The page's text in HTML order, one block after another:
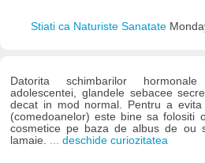
Stiati ca Naturiste Sanatate
Datorita schimbarilor
adolescentei, glandele sebacee
decat in mod normal. Pentru a evita
(comedoanelor) este bine sa folositi
cosmetice pe baza de albus de ou
lamaie. ... deschide curiozitatea